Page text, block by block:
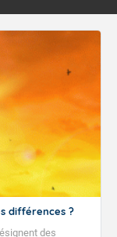
différences ?
des